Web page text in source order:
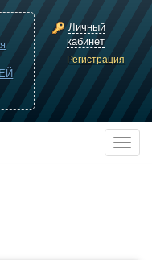
Личный
кабинет
Регистрация